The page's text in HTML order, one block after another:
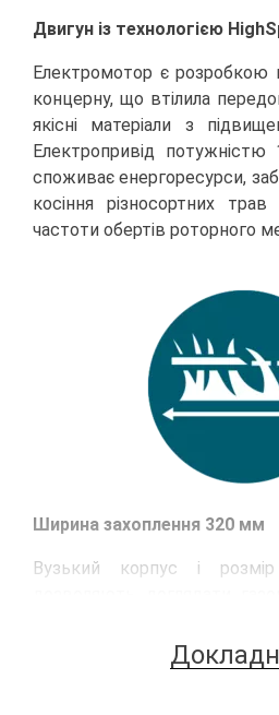
Двигун із технологією
Електромотор є розробкою
концерну, що втілила
якісні матеріали з
Електропривід потужністю
споживає енергоресурси,
косіння різносортних
частоти обертів роторного
Ширина захоплення 320 мм
Вузький корпус і
клумбами, садовим
доріжок. Низька передня